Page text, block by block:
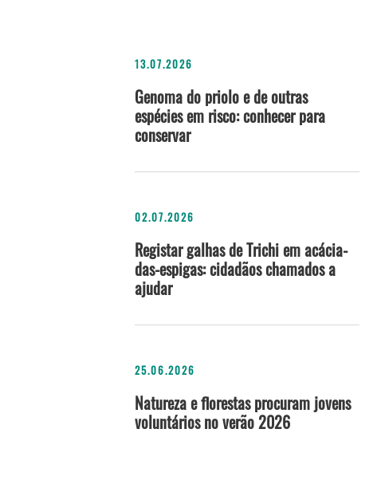
13.07.2026
Genoma do priolo e de outras
espécies em risco: conhecer para
conservar
02.07.2026
Registar galhas de Trichi em acácia-
das-espigas: cidadãos chamados a
ajudar
25.06.2026
Natureza e florestas procuram jovens
voluntários no verão 2026